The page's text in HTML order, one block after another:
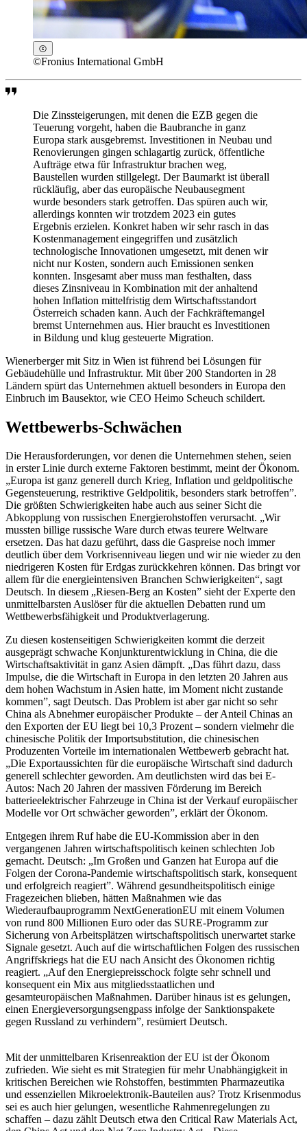
©Fronius International GmbH
Die Zinssteigerungen, mit denen die EZB gegen die
Teuerung vorgeht, haben die Baubranche in ganz
Europa stark ausgebremst. Investitionen in Neubau und
Renovierungen gingen schlagartig zurück, öffentliche
Aufträge etwa für Infrastruktur brachen weg,
Baustellen wurden stillgelegt. Der Baumarkt ist überall
rückläufig, aber das europäische Neubausegment
wurde besonders stark getroffen. Das spüren auch wir,
allerdings konnten wir trotzdem 2023 ein gutes
Ergebnis erzielen. Konkret haben wir sehr rasch in das
Kostenmanagement eingegriffen und zusätzlich
technologische Innovationen umgesetzt, mit denen wir
nicht nur Kosten, sondern auch Emissionen senken
konnten. Insgesamt aber muss man festhalten, dass
dieses Zinsniveau in Kombination mit der anhaltend
hohen Inflation mittelfristig dem Wirtschaftsstandort
Österreich schaden kann. Auch der Fachkräftemangel
bremst Unternehmen aus. Hier braucht es Investitionen
in Bildung und klug gesteuerte Migration.
Wienerberger mit Sitz in Wien ist führend bei Lösungen für
Gebäudehülle und Infrastruktur. Mit über 200 Standorten in 28
Ländern spürt das Unternehmen aktuell besonders in Europa den
Einbruch im Bausektor, wie CEO Heimo Scheuch schildert.
Wettbewerbs-Schwächen
Die Herausforderungen, vor denen die Unternehmen stehen, seien
in erster Linie durch externe Faktoren bestimmt, meint der Ökonom.
„Europa ist ganz generell durch Krieg, Inflation und geldpolitische
Gegensteuerung, restriktive Geldpolitik, besonders stark betroffen”.
Die größten Schwierigkeiten habe auch aus seiner Sicht die
Abkopplung von russischen Energierohstoffen verursacht. „Wir
mussten billige russische Ware durch etwas teurere Weltware
ersetzen. Das hat dazu geführt, dass die Gaspreise noch immer
deutlich über dem Vorkrisenniveau liegen und wir nie wieder zu den
niedrigeren Kosten für Erdgas zurückkehren können. Das bringt vor
allem für die energieintensiven Branchen Schwierigkeiten“, sagt
Deutsch. In diesem „Riesen-Berg an Kosten” sieht der Experte den
unmittelbarsten Auslöser für die aktuellen Debatten rund um
Wettbewerbsfähigkeit und Produktverlagerung.
Zu diesen kostenseitigen Schwierigkeiten kommt die derzeit
ausgeprägt schwache Konjunkturentwicklung in China, die die
Wirtschaftsaktivität in ganz Asien dämpft. „Das führt dazu, dass
Impulse, die die Wirtschaft in Europa in den letzten 20 Jahren aus
dem hohen Wachstum in Asien hatte, im Moment nicht zustande
kommen”, sagt Deutsch. Das Problem ist aber gar nicht so sehr
China als Abnehmer europäischer Produkte – der Anteil Chinas an
den Exporten der EU liegt bei 10,3 Prozent – sondern vielmehr die
chinesische Politik der Importsubstitution, die chinesischen
Produzenten Vorteile im internationalen Wettbewerb gebracht hat.
„Die Exportaussichten für die europäische Wirtschaft sind dadurch
generell schlechter geworden. Am deutlichsten wird das bei E-
Autos: Nach 20 Jahren der massiven Förderung im Bereich
batterieelektrischer Fahrzeuge in China ist der Verkauf europäischer
Modelle vor Ort schwächer geworden”, erklärt der Ökonom.
Entgegen ihrem Ruf habe die EU-Kommission aber in den
vergangenen Jahren wirtschaftspolitisch keinen schlechten Job
gemacht. Deutsch: „Im Großen und Ganzen hat Europa auf die
Folgen der Corona-Pandemie wirtschaftspolitisch stark, konsequent
und erfolgreich reagiert”. Während gesundheitspolitisch einige
Fragezeichen blieben, hätten Maßnahmen wie das
Wiederaufbauprogramm NextGenerationEU mit einem Volumen
von rund 800 Millionen Euro oder das SURE-Programm zur
Sicherung von Arbeitsplätzen wirtschaftspolitisch unerwartet starke
Signale gesetzt. Auch auf die wirtschaftlichen Folgen des russischen
Angriffskriegs hat die EU nach Ansicht des Ökonomen richtig
reagiert. „Auf den Energiepreisschock folgte sehr schnell und
konsequent ein Mix aus mitgliedsstaatlichen und
gesamteuropäischen Maßnahmen. Darüber hinaus ist es gelungen,
einen Energieversorgungsengpass infolge der Sanktionspakete
gegen Russland zu verhindern”, resümiert Deutsch.
Mit der unmittelbaren Krisenreaktion der EU ist der Ökonom
zufrieden. Wie sieht es mit Strategien für mehr Unabhängigkeit in
kritischen Bereichen wie Rohstoffen, bestimmten Pharmazeutika
und essenziellen Mikroelektronik-Bauteilen aus? Trotz Krisenmodus
sei es auch hier gelungen, wesentliche Rahmenregelungen zu
schaffen – dazu zählt Deutsch etwa den Critical Raw Materials Act,